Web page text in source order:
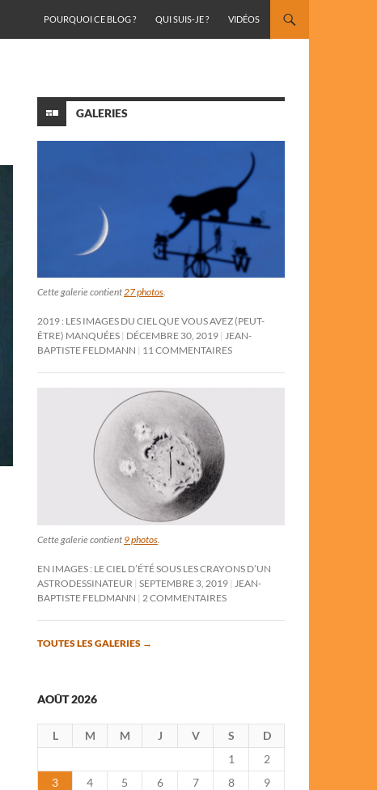
POURQUOI CE BLOG ?
QUI SUIS-JE ? VIDÉOS
GALERIES
Cette galerie contient27 photos.
2019 : LES IMAGES DU CIEL QUE VOUS AVEZ (PEUT-
ÊTRE) MANQUÉES DÉCEMBRE 30, 2019 JEAN-
BAPTISTE FELDMANN
11 COMMENTAIRES
Cette galerie contient 9 photos
EN IMAGES : LE CIEL D’ÉTÉ SOUS LES CRAYONS D’UN
ASTRODESSINATEUR SEPTEMBRE 3, 2019
JEAN-
BAPTISTE FELDMANN
2 COMMENTAIRES
TOUTES LES GALERIES →
AOÛT 2026
L M M J V S
D
1
2
3
4 5 6 7 8
9